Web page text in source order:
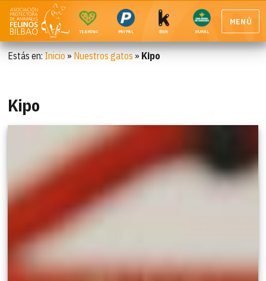
TEAMING PAYPAL BBK RURAL
MENÚ
Estás en: Inicio » Nuestros gatos » Kipo
Kipo